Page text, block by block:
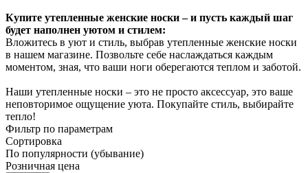
Купите утепленные женские носки – и пусть каждый шаг
будет наполнен уютом и стилем:
Вложитесь в уют и стиль, выбрав утепленные женские носки
в нашем магазине. Позвольте себе наслаждаться каждым
моментом, зная, что ваши ноги оберегаются теплом и заботой.
Наши утепленные носки – это не просто аксессуар, это ваше
неповторимое ощущение уюта. Покупайте стиль, выбирайте
тепло!
Фильтр по параметрам
Сортировка
По популярности (убывание)
Розничная цена